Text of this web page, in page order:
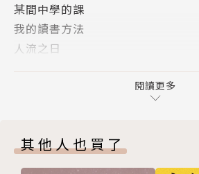
打起精神來，請好好地活著。
如果我能夠留下什麼給孩子的話，
游珮芸教授（台東大學兒文所所長
某間中學的課
我的讀書方法
人流之日
沒有無法挽回的事情
請再等上一段時間
閱讀更多
其他人也買了